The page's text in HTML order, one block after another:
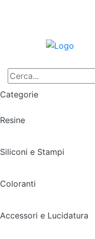
Categorie
Resine
Siliconi e Stampi
Coloranti
Accessori e Lucidatura